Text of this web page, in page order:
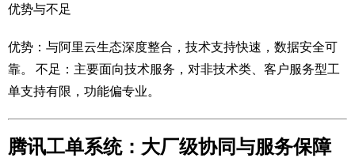
优势与不足
优势：与阿里云生态深度整合，技术支持快速，数据安全可
靠。 不足：主要面向技术服务，对非技术类、客户服务型工
单支持有限，功能偏专业。
腾讯工单系统：大厂级协同与服务保障